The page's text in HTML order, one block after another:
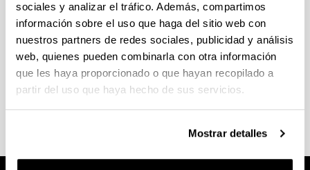
sociales y analizar el tráfico. Además, compartimos
información sobre el uso que haga del sitio web con
nuestros partners de redes sociales, publicidad y análisis
web, quienes pueden combinarla con otra información
que les haya proporcionado o que hayan recopilado a
partir del uso que haya hecho de sus servicios.
Mostrar detalles
las Casas". Universidad Carlos III de Madrid.
Cátedra Internacional de Victimología "Antonio
Beristain Ipiña"
Fundación Victimología. Universidad de Murcia.
Extensión Antonio Beristain
Universidad de Occidente de Guatemala.